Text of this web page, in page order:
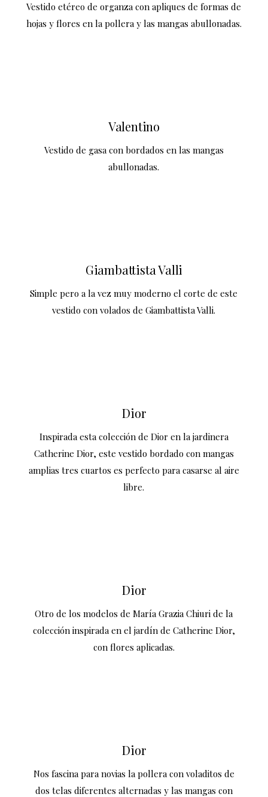
Vestido etéreo de organza con apliques de formas de
hojas y flores en la pollera y las mangas abullonadas.
Valentino
Vestido de gasa con bordados en las mangas
abullonadas.
Giambattista Valli
Simple pero a la vez muy moderno el corte de este
vestido con volados de Giambattista Valli.
Dior
Inspirada esta colección de Dior en la jardinera
Catherine Dior, este vestido bordado con mangas
amplias tres cuartos es perfecto para casarse al aire
libre.
Dior
Otro de los modelos de María Grazia Chiuri de la
colección inspirada en el jardín de Catherine Dior,
con flores aplicadas.
Dior
Nos fascina para novias la pollera con voladitos de
dos telas diferentes alternadas y las mangas con